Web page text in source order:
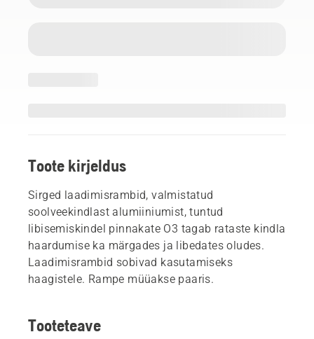
Toote kirjeldus
Sirged laadimisrambid, valmistatud
soolveekindlast alumiiniumist, tuntud
libisemiskindel pinnakate O3 tagab rataste kindla
haardumise ka märgades ja libedates oludes.
Laadimisrambid sobivad kasutamiseks
haagistele. Rampe müüakse paaris.
Tooteteave